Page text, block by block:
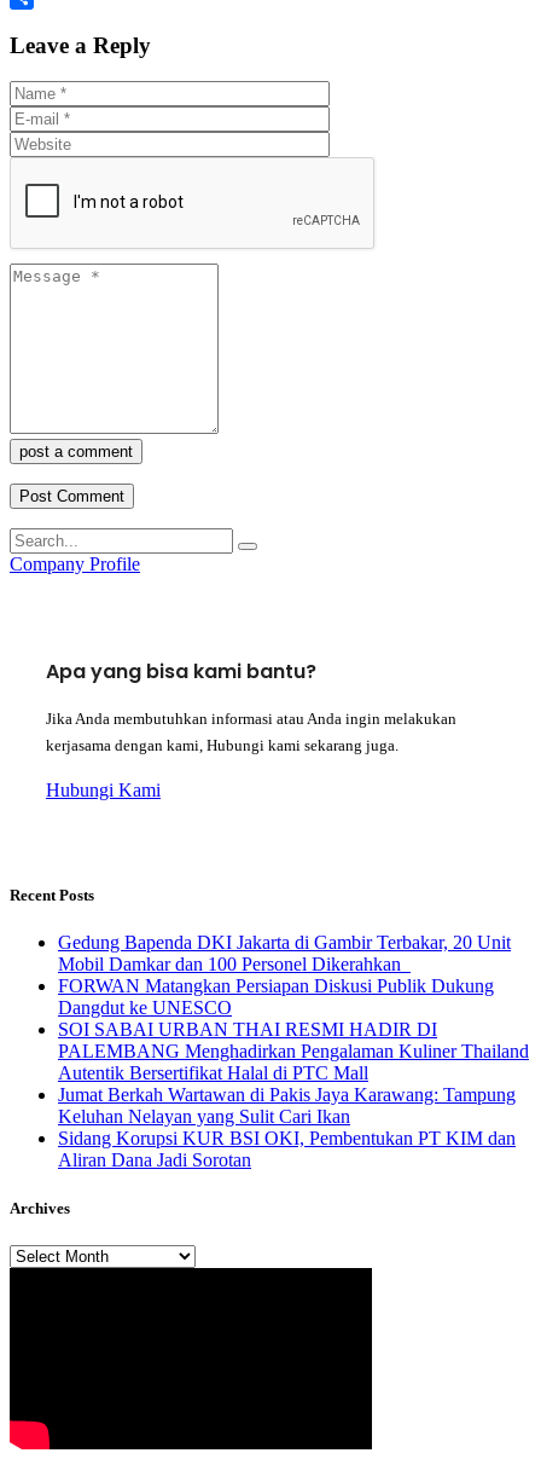
Leave a Reply
post a comment
Company Profile
Apa yang bisa kami bantu?
Jika Anda membutuhkan informasi atau Anda ingin melakukan
kerjasama dengan kami, Hubungi kami sekarang juga.
Hubungi Kami
Recent Posts
Gedung Bapenda DKI Jakarta di Gambir Terbakar, 20 Unit
Mobil Damkar dan 100 Personel Dikerahkan
FORWAN Matangkan Persiapan Diskusi Publik Dukung
Dangdut ke UNESCO
SOI SABAI URBAN THAI RESMI HADIR DI
PALEMBANG Menghadirkan Pengalaman Kuliner Thailand
Autentik Bersertifikat Halal di PTC Mall
Jumat Berkah Wartawan di Pakis Jaya Karawang: Tampung
Keluhan Nelayan yang Sulit Cari Ikan
Sidang Korupsi KUR BSI OKI, Pembentukan PT KIM dan
Aliran Dana Jadi Sorotan
Archives
Archives